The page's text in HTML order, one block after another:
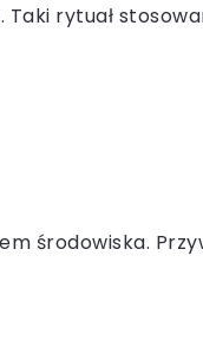
Taki rytuał
środowiska.